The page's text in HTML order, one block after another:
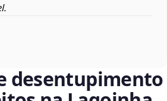
desentupimento